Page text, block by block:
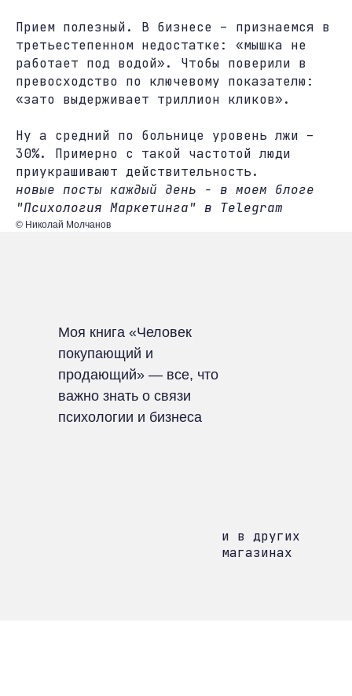
Прием полезный. В бизнесе – признаемся в
третьестепенном недостатке: «мышка не
работает под водой». Чтобы поверили в
превосходство по ключевому показателю:
«зато выдерживает триллион кликов».
Ну а средний по больнице уровень лжи –
30%. Примерно с такой частотой люди
приукрашивают действительность.
новые посты каждый день - в моем блоге
"Психология Маркетинга" в Telegram
© Николай Молчанов
Моя книга «Человек
покупающий и
продающий» — все, что
важно знать о связи
психологии и бизнеса
и в других
магазинах